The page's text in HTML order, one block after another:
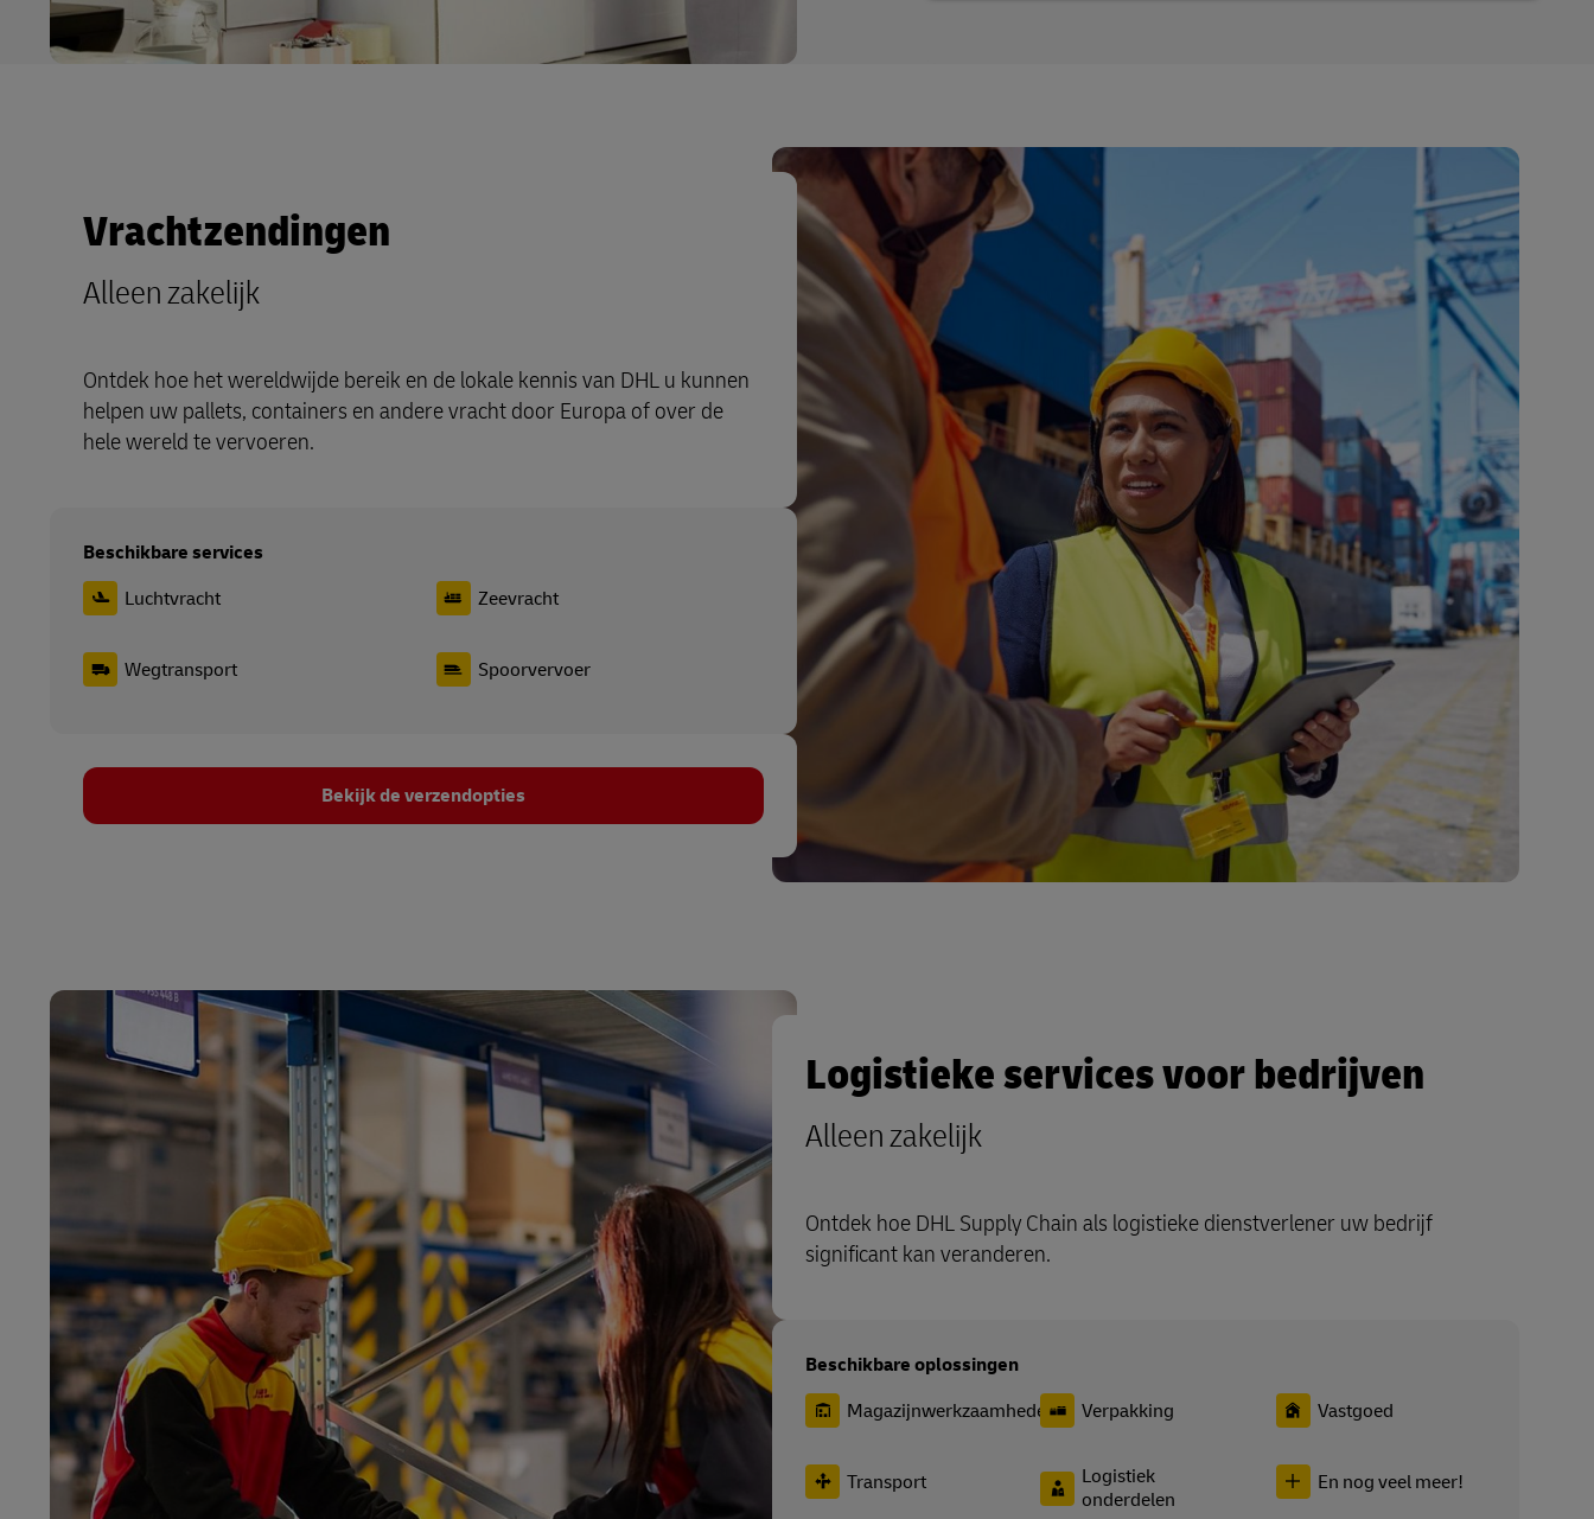
Vrachtzendingen
Alleen zakelijk
Ontdek hoe het wereldwijde bereik en de lokale kennis van DHL u kunnen
helpen uw pallets, containers en andere vracht door Europa of over de
hele wereld te vervoeren.
Beschikbare services
Luchtvracht
Wegtransport
Zeevracht
Spoorvervoer
Bekijk de verzendopties
Logistieke services voor bedrijven
Alleen zakelijk
Ontdek hoe DHL Supply Chain als logistieke dienstverlener uw bedrijf
significant kan veranderen.
Beschikbare oplossingen
Magazijnwerkzaamheden
Transport
Verpakking
Logistiek
onderdelen
Vastgoed
En nog veel meer!